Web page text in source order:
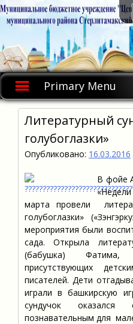
Skip
to
Primary Menu
Литературный
голубоглазки»
Опубликовано: 16.03.2016
В фойе
марта провели
голубоглазки»
мероприятия были
сада. Открыла
(бабушка) Фатима,
присутствующих
писателей. Дети
играли в башкирскую
сундучок
познавательным для